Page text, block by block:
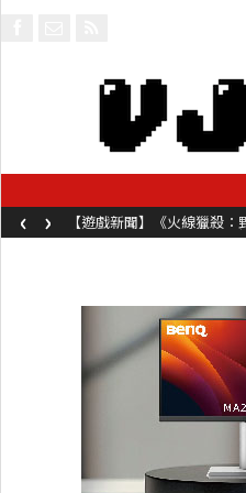
【遊戲新聞】《火線獵殺
容同時系舊作限時超平價折
‹ ›